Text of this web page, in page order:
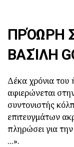
ΠΡΌΩΡΗ
ΒΑΣΊΛΗ
Δέκα χρόνια
αφιερώνεται
συντονιστής
επιτευγμάτων
πληρώσει για
...».